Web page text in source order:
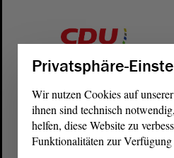
Privatsphäre-
Wir nutzen Cookies auf
ihnen sind technisch
helfen, diese Website zu
Funktionalitäten zur Verfügung